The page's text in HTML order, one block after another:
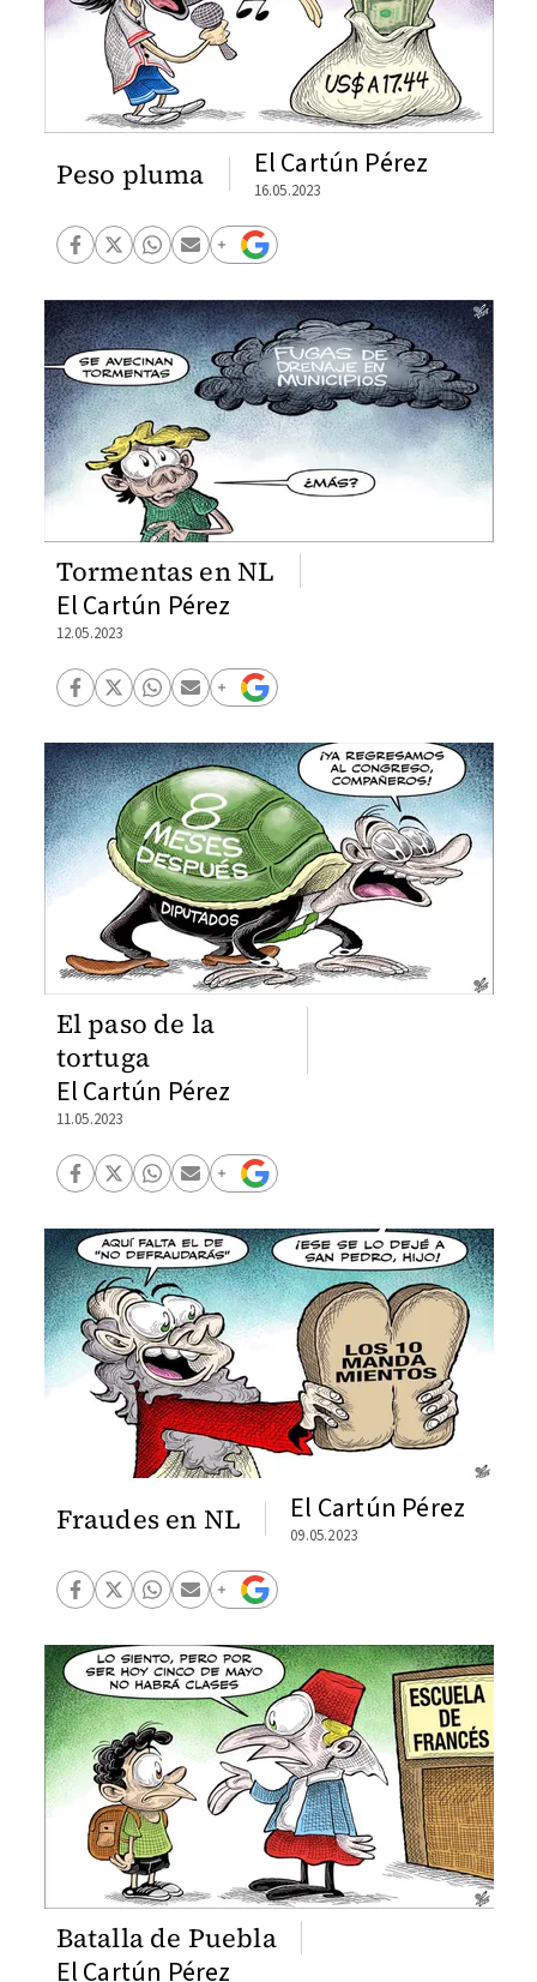
Peso pluma El Cartún Pérez
16.05.2023
Tormentas en NL
El Cartún Pérez
12.05.2023
El paso de la
tortuga
El Cartún Pérez
11.05.2023
Fraudes en NL El Cartún Pérez
09.05.2023
Batalla de Puebla
El Cartún Pérez